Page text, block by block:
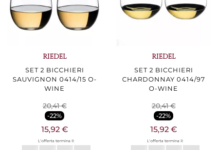
RIEDEL
SET 2 BICCHIERI
SAUVIGNON 0414/15 O-
WINE
20,41 €
-22%
15,92 €
L'offerta termina il:
RIEDEL
SET 2 BICCHIERI
CHARDONNAY 0414/97
O-WINE
20,41 €
-22%
15,92 €
L'offerta termina il: